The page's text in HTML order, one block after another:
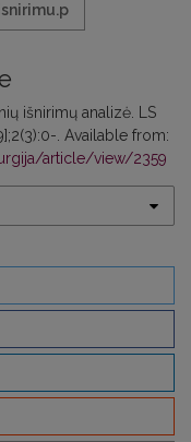
išnirimų analizė. LS
. Available from:
article/view/2359